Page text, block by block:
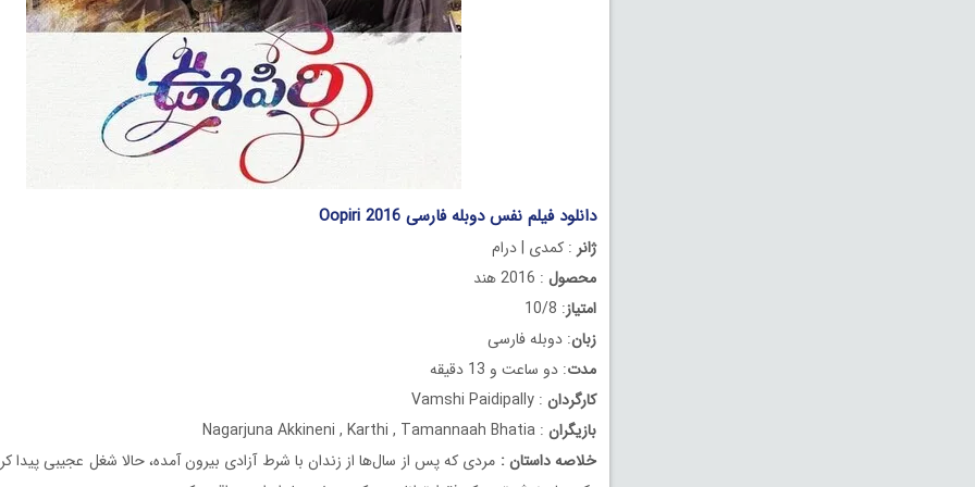
دانلود فیلم نفس دوبله فارسی Oopiri 2016
ژانر : کمدی | درام
محصول : 2016 هند
امتیاز: 10/8
زبان: دوبله فارسی
مدت: دو ساعت و 13 دقیقه
کارگردان : Vamshi Paidipally
بازیگران : Nagarjuna Akkineni , Karthi , Tamannaah Bhatia
خلاصه داستان : مردی که پس از سال‌ها از زندان با شرط آزادی بیرون آمده، حالا شغل عجیبی پیدا